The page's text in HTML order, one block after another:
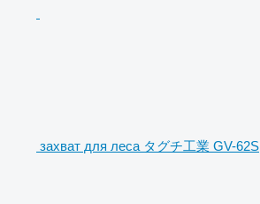
захват для леса タグチ工業 GV-62S